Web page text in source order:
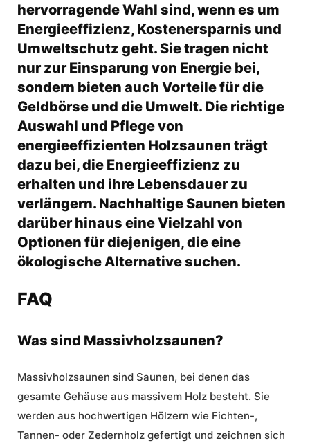
hervorragende Wahl sind, wenn es um
Energieeffizienz, Kostenersparnis und
Umweltschutz geht. Sie tragen nicht
nur zur Einsparung von Energie bei,
sondern bieten auch Vorteile für die
Geldbörse und die Umwelt. Die richtige
Auswahl und Pflege von
energieeffizienten Holzsaunen trägt
dazu bei, die Energieeffizienz zu
erhalten und ihre Lebensdauer zu
verlängern. Nachhaltige Saunen bieten
darüber hinaus eine Vielzahl von
Optionen für diejenigen, die eine
ökologische Alternative suchen.
FAQ
Was sind Massivholzsaunen?
Massivholzsaunen sind Saunen, bei denen das
gesamte Gehäuse aus massivem Holz besteht. Sie
werden aus hochwertigen Hölzern wie Fichten-,
Tannen- oder Zedernholz gefertigt und zeichnen sich